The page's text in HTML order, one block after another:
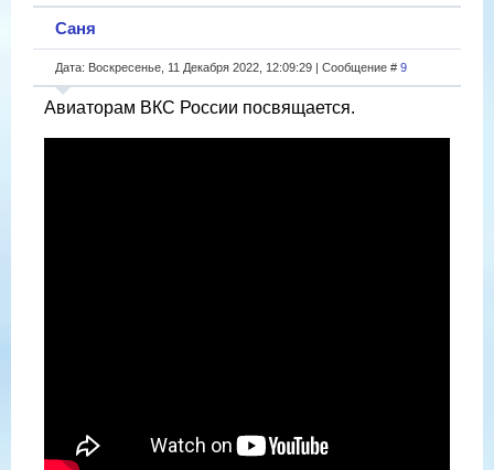
Саня
Дата: Воскресенье, 11 Декабря 2022, 12:09:29 | Сообщение # 9
Авиаторам ВКС России посвящается.